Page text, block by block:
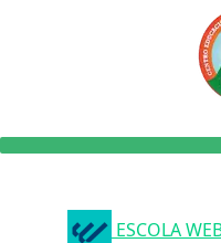
ESCOLA